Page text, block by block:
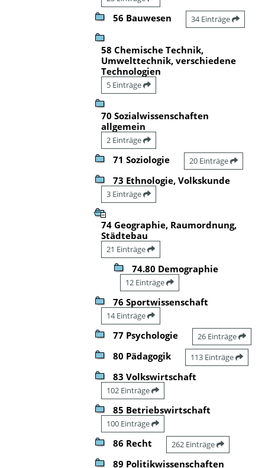
56 Bauwesen 34 Einträge
58 Chemische Technik,
Umwelttechnik, verschiedene
Technologien
5 Einträge
70 Sozialwissenschaften
allgemein
2 Einträge
71 Soziologie 20 Einträge
73 Ethnologie, Volkskunde
3 Einträge
74 Geographie, Raumordnung,
Städtebau
21 Einträge
74.80 Demographie
12 Einträge
76 Sportwissenschaft
14 Einträge
77 Psychologie 26 Einträge
80 Pädagogik 113 Einträge
83 Volkswirtschaft
102 Einträge
85 Betriebswirtschaft
100 Einträge
86 Recht 262 Einträge
89 Politikwissenschaften